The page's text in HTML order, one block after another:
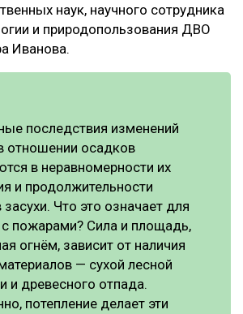
наук, научного сотрудника
и природопользования ДВО
Иванова.
последствия изменений
отношении осадков
в неравномерности их
и продолжительности
Что это означает для
с пожарами? Сила и площадь,
огнём, зависит от наличия
— сухой лесной
и древесного отпада.
потепление делает эти